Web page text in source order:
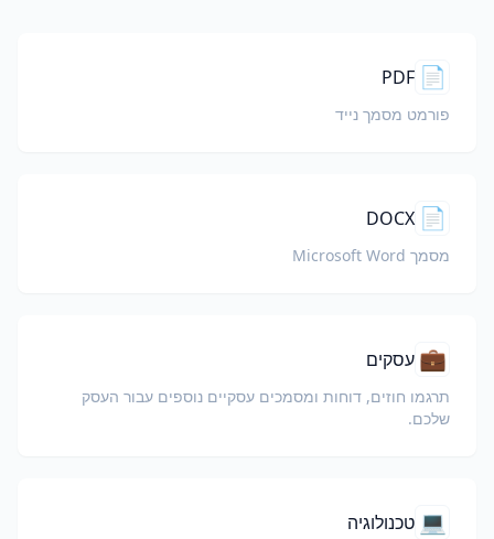
📄
PDF
פורמט מסמך נייד
📄
DOCX
מסמך Microsoft Word
💼 עסקים
תרגמו חוזים, דוחות ומסמכים עסקיים נוספים עבור העסק
שלכם.
💻 טכנולוגיה